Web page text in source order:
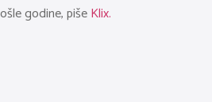
godine, pišeKlix.